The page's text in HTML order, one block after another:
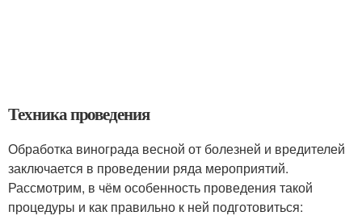
Техника проведения
Обработка винограда весной от болезней и вредителей
заключается в проведении ряда мероприятий.
Рассмотрим, в чём особенность проведения такой
процедуры и как правильно к ней подготовиться: